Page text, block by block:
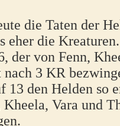
die Taten der
eher die
der von Fenn,
3 KR
13 den Helden so
Kheela, Vara und